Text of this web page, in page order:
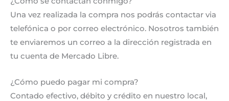
Una vez realizada la compra nos podrás contactar via
telefónica o por correo electrónico. Nosotros también
te enviaremos un correo a la dirección registrada en
tu cuenta de Mercado Libre.
¿Cómo puedo pagar mi compra?
Contado efectivo, débito y crédito en nuestro local,